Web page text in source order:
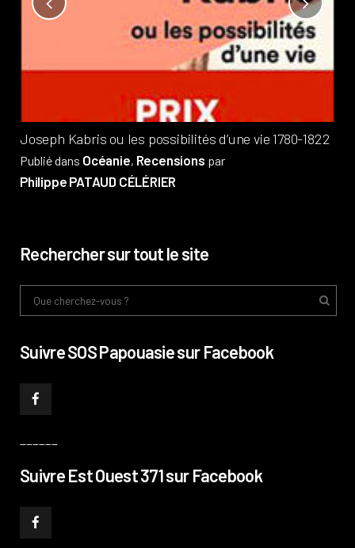
Joseph Kabris ou les possibilités d’une vie 1780-1822
Publié dans Océanie, Recensions par
Philippe PATAUD CÉLÉRIER
Rechercher sur tout le site
Suivre SOS Papouasie sur Facebook
Suivre Est Ouest 371 sur Facebook